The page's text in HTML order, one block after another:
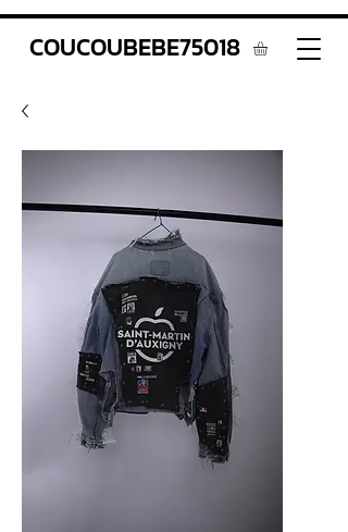
COUCOUBEBE75018